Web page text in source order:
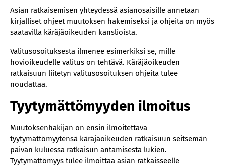
Asian ratkaisemisen yhteydessä asianosaisille annetaan
kirjalliset ohjeet muutoksen hakemiseksi ja ohjeita on myös
saatavilla käräjäoikeuden kanslioista.
Valitusosoituksesta ilmenee esimerkiksi se, mille
hovioikeudelle valitus on tehtävä. Käräjäoikeuden
ratkaisuun liitetyn valitusosoituksen ohjeita tulee
noudattaa.
Tyytymättömyyden ilmoitus
Muutoksenhakijan on ensin ilmoitettava
tyytymättömyytensä käräjäoikeuden ratkaisuun seitsemän
päivän kuluessa ratkaisun antamisesta lukien.
Tyytymättömyys tulee ilmoittaa asian ratkaisseelle